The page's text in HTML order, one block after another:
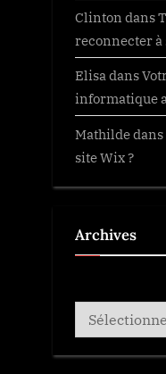
Clinton dans
reconnecter à
Elisadans
informatique
Mathildedans
site Wix ?
Archives